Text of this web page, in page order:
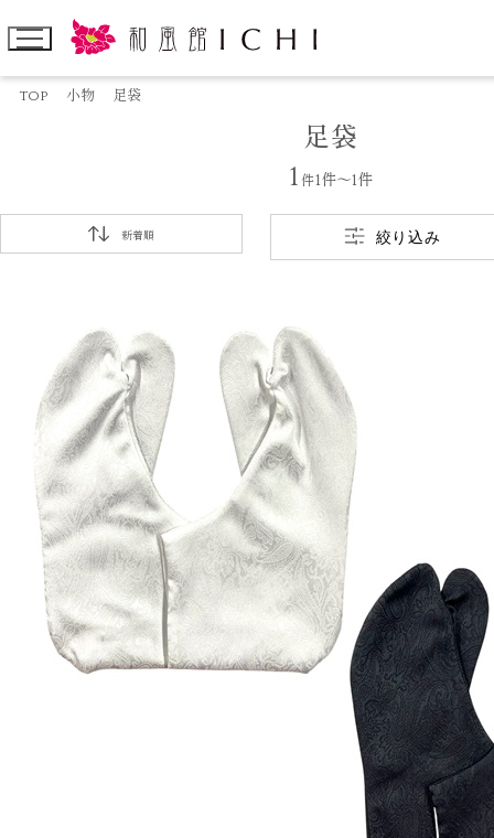
TOP 小物 足袋
足袋
1 件1件～1件
新着順 絞り込み